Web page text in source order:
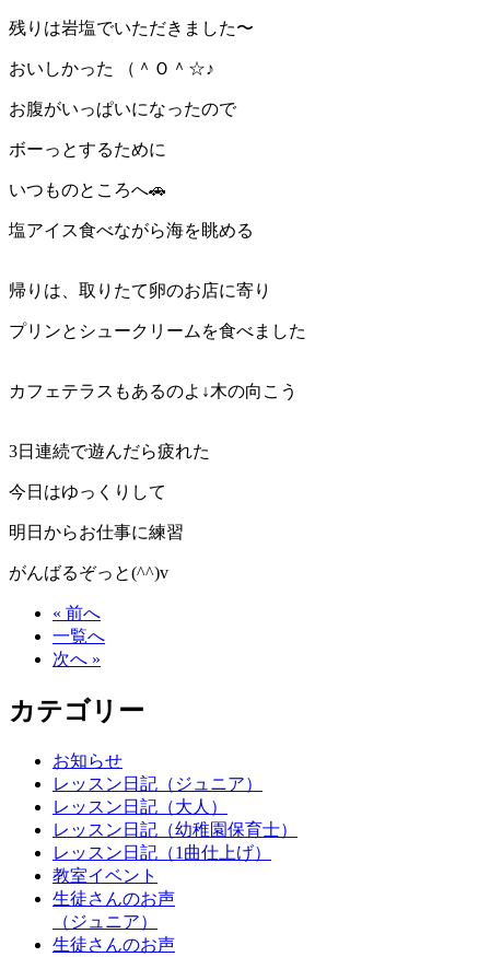
残りは岩塩でいただきました〜
おいしかった （＾Ｏ＾☆♪
お腹がいっぱいになったので
ボーっとするために
いつものところへ🚗
塩アイス食べながら海を眺める
帰りは、取りたて卵のお店に寄り
プリンとシュークリームを食べました
カフェテラスもあるのよ↓木の向こう
3日連続で遊んだら疲れた
今日はゆっくりして
明日からお仕事に練習
がんばるぞっと(^^)v
« 前へ
一覧へ
次へ »
カテゴリー
お知らせ
レッスン日記（ジュニア）
レッスン日記（大人）
レッスン日記（幼稚園保育士）
レッスン日記（1曲仕上げ）
教室イベント
生徒さんのお声
（ジュニア）
生徒さんのお声